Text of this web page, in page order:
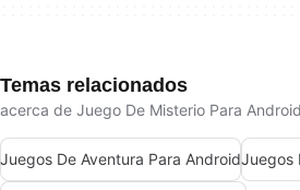
Temas relacionados
acerca de Juego De Misterio Para Android
Juegos De Aventura Para AndroidJuegos